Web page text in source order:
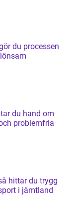
du hand om
problemfria
i jämtland